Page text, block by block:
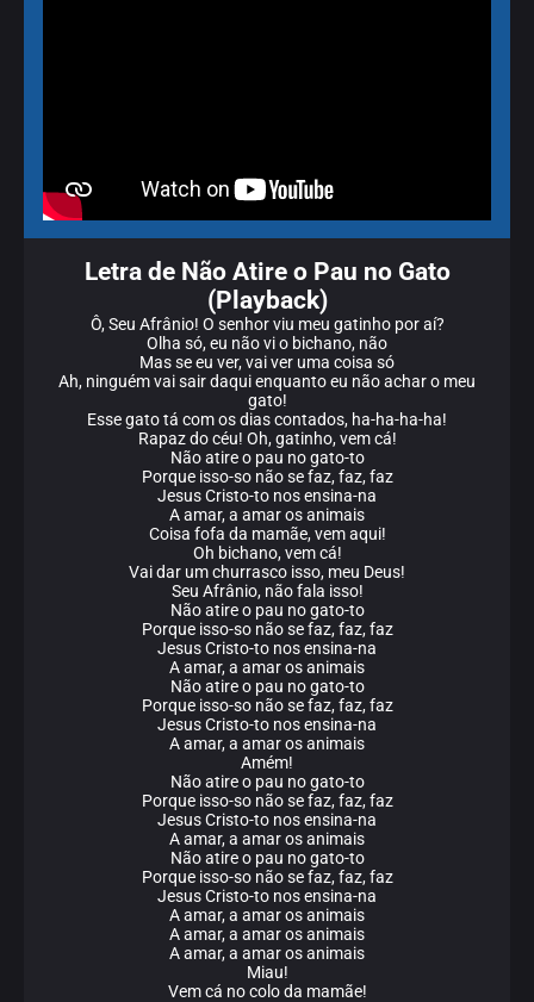
Letra de Não Atire o Pau no Gato
(Playback)
Ô, Seu Afrânio! O senhor viu meu gatinho por aí?
Olha só, eu não vi o bichano, não
Mas se eu ver, vai ver uma coisa só
Ah, ninguém vai sair daqui enquanto eu não achar o meu
gato!
Esse gato tá com os dias contados, ha-ha-ha-ha!
Rapaz do céu! Oh, gatinho, vem cá!
Não atire o pau no gato-to
Porque isso-so não se faz, faz, faz
Jesus Cristo-to nos ensina-na
A amar, a amar os animais
Coisa fofa da mamãe, vem aqui!
Oh bichano, vem cá!
Vai dar um churrasco isso, meu Deus!
Seu Afrânio, não fala isso!
Não atire o pau no gato-to
Porque isso-so não se faz, faz, faz
Jesus Cristo-to nos ensina-na
A amar, a amar os animais
Não atire o pau no gato-to
Porque isso-so não se faz, faz, faz
Jesus Cristo-to nos ensina-na
A amar, a amar os animais
Amém!
Não atire o pau no gato-to
Porque isso-so não se faz, faz, faz
Jesus Cristo-to nos ensina-na
A amar, a amar os animais
Não atire o pau no gato-to
Porque isso-so não se faz, faz, faz
Jesus Cristo-to nos ensina-na
A amar, a amar os animais
A amar, a amar os animais
A amar, a amar os animais
Miau!
Vem cá no colo da mamãe!